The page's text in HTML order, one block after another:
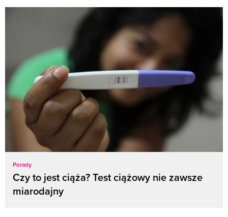
Porady
Czy to jest ciąża? Test ciążowy nie zawsze
miarodajny